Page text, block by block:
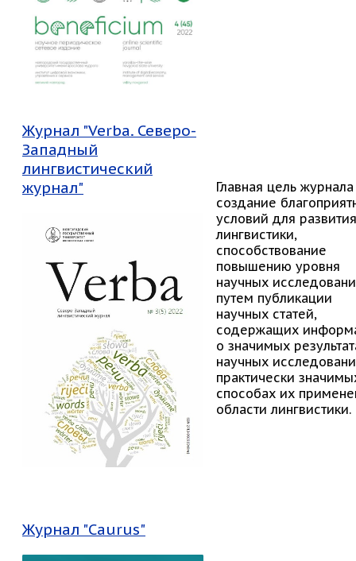
Журнал "Verba. Северо-
Западный
лингвистический
журнал"
Главная цель
создание
условий для развития
лингвистики,
способствование
повышению уровня
научных
путем публикации
научных статей,
содержащих
о значимых
научных
практически
способах их
области лингвистики.
Журнал "Caurus"